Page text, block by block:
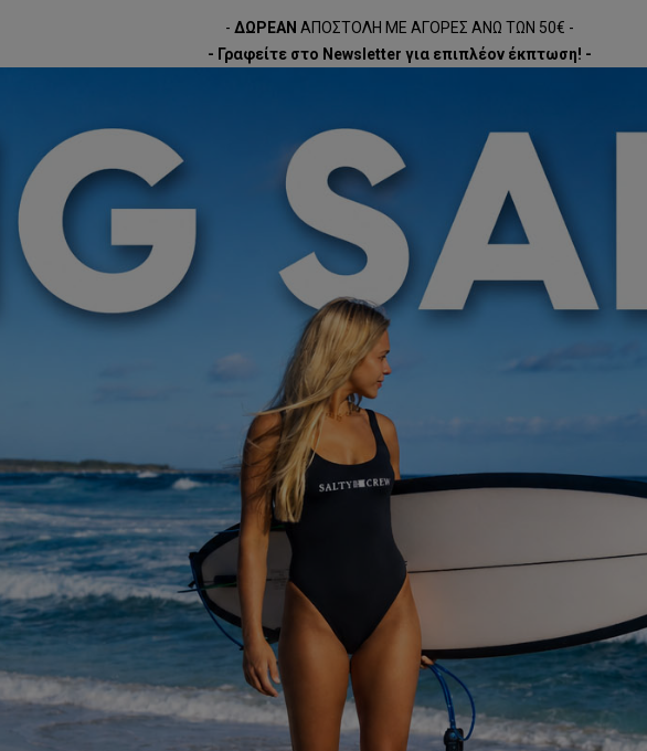
- ΔΩΡΕΑΝ ΑΠΟΣΤΟΛΗ ΜΕ ΑΓΟΡΕΣ ΑΝΩ ΤΩΝ 50€ -
- Γραφείτε στο Newsletter για επιπλέον έκπτωση! -